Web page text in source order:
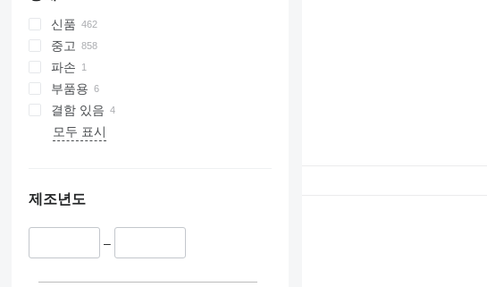
신품
중고
파손
부품용
결함 있음
모두 표시
제조년도
–